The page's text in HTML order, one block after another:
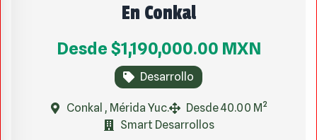
En Conkal
Desde $1,190,000.00 MXN
Desarrollo
Conkal , Mérida Yuc.
Desde 40.00 M²
Smart Desarrollos